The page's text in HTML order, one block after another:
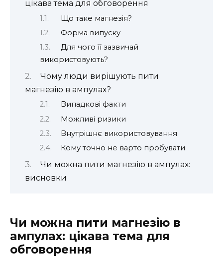
цікава тема для обговорення
Що таке магнезія?
Форма випуску
Для чого її зазвичай
використовують?
Чому люди вирішують пити
магнезію в ампулах?
Випадкові факти
Можливі ризики
Внутрішнє використовування
Кому точно не варто пробувати
Чи можна пити магнезію в ампулах:
висновки
Чи можна пити магнезію в
ампулах: цікава тема для
обговорення